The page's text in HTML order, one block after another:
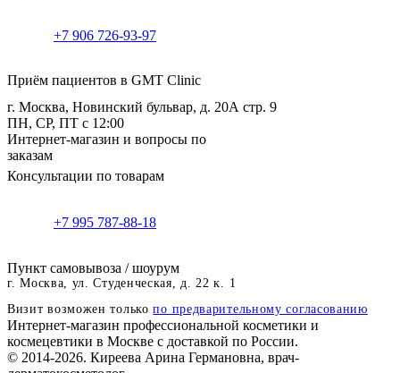
+7 906 726-93-97
Приём пациентов в GMT Clinic
г. Москва, Новинский бульвар, д. 20А стр. 9
ПН, СР, ПТ с 12:00
Интернет-магазин и вопросы по
заказам
Консультации по товарам
+7 995 787-88-18
Пункт самовывоза / шоурум
г. Москва, ул. Студенческая, д. 22 к. 1
Визит возможен толькопо предварительному согласованию
Интернет-магазин профессиональной косметики и
космецевтики в Москве с доставкой по России.
© 2014-2026. Киреева Арина Германовна, врач-